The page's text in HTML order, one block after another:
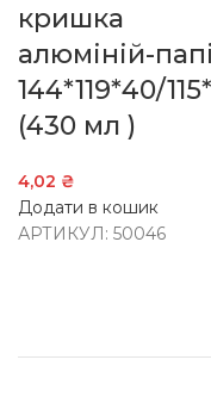
кришка
алюміній-
144*119*40/
(430 мл )
4,02 ₴
Додати в кошик
АРТИКУЛ: 50046